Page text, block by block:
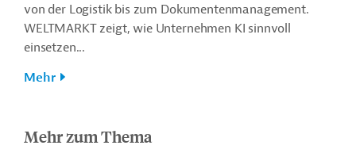
von der Logistik bis zum Dokumentenmanagement.
WELTMARKT zeigt, wie Unternehmen KI sinnvoll
einsetzen...
Mehr
Mehr zum Thema